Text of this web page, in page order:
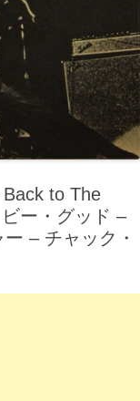
Back to The
ー・グッド –
– チャック・